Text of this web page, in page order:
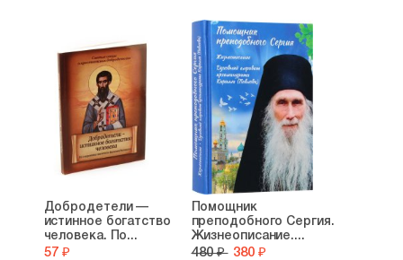
Добродетели —
истинное богатство
человека. По...
57 ₽
Помощник
преподобного Сергия.
Жизнеописание....
480 ₽ 380 ₽